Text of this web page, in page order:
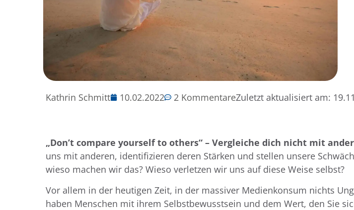
Kathrin Schmitt 10.02.2022 2 KommentareZuletzt aktualisiert am:
„Don’t compare yourself to others“ – Vergleiche dich nicht mit
uns mit anderen, identifizieren deren Stärken und stellen unsere
wieso machen wir das? Wieso verletzen wir uns auf diese Weise selbst?
Vor allem in der heutigen Zeit, in der massiver Medienkonsum nichts
haben Menschen mit ihrem Selbstbewusstsein und dem Wert, den Sie